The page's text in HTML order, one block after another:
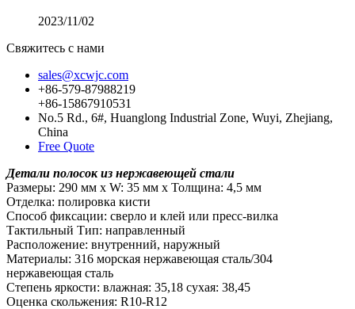
2023/11/02
Свяжитесь с нами
sales@xcwjc.com
+86-579-87988219
+86-15867910531
No.5 Rd., 6#, Huanglong Industrial Zone, Wuyi, Zhejiang,
China
Free Quote
Детали полосок из нержавеющей стали
Размеры: 290 мм x W: 35 мм x Толщина: 4,5 мм
Отделка: полировка кисти
Способ фиксации: сверло и клей или пресс-вилка
Тактильный Тип: направленный
Расположение: внутренний, наружный
Материалы: 316 морская нержавеющая сталь/304
нержавеющая сталь
Степень яркости: влажная: 35,18 сухая: 38,45
Оценка скольжения: R10-R12